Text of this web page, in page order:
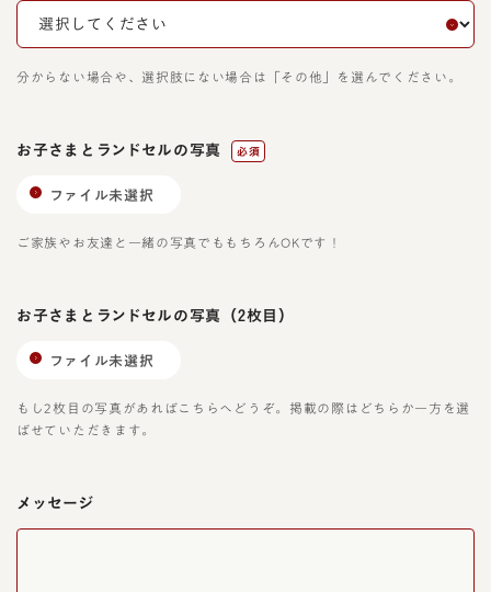
分からない場合や、選択肢にない場合は「その他」を選んでください。
お子さまとランドセルの写真 必須
ファイル未選択
ご家族やお友達と一緒の写真でももちろんOKです！
お子さまとランドセルの写真 （2枚目）
ファイル未選択
もし2枚目の写真があればこちらへどうぞ。掲載の際はどちらか一方を選
ばせていただきます。
メッセージ